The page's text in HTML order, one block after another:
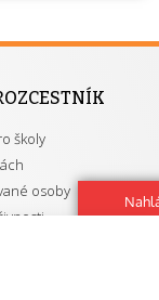
školy
osoby